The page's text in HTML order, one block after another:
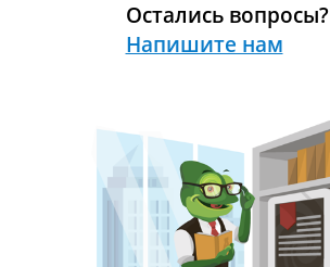
Остались вопросы?
Напишите нам